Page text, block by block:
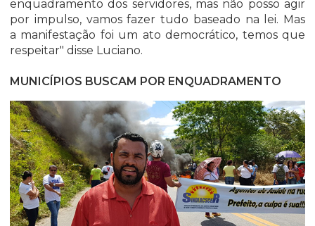
enquadramento dos servidores, mas não posso agir
por impulso, vamos fazer tudo baseado na lei. Mas
a manifestação foi um ato democrático, temos que
respeitar" disse Luciano.
MUNICÍPIOS BUSCAM POR ENQUADRAMENTO